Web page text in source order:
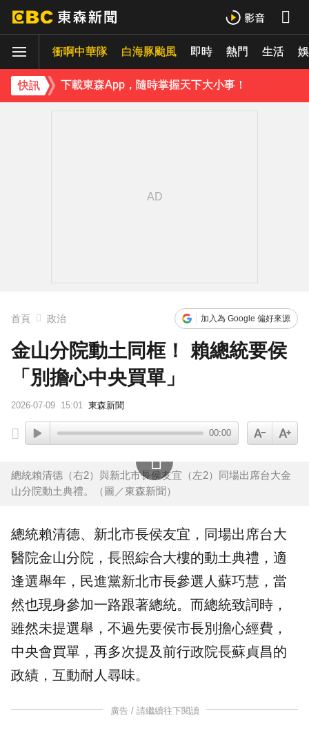
衝啊中華隊 白海豚颱風 即時 熱門 生活
快訊
下載東森App，隨時掌握天下大小事！
《理財達人秀》X 安聯投信免費講座報名中！搶先卡位 2027
下載東森App，隨時掌握天下大小事！
首頁 政治 加入為 Google 偏好來源
金山分院動土同框！ 賴總統要侯
「別擔心中央買單」
2026-07-09 15:01 東森新聞
00:00
總統賴清德（右2）與新北市長侯友宜（左2）同場出席台大金
山分院動土典禮。（圖／東森新聞）
總統賴清德、新北市長侯友宜 ，同場出席台大
醫院金山分院，長照綜合大樓的動土典禮，適
逢選舉年，民進黨新北市長參選人蘇巧慧 ，當
然也現身參加一路跟著總統。而總統致詞時，
雖然未提選舉，不過先要侯市長別擔心經費，
中央會買單，再多次提及前行政院長蘇貞昌的
政績，互動耐人尋味。
廣告 / 請繼續往下閱讀